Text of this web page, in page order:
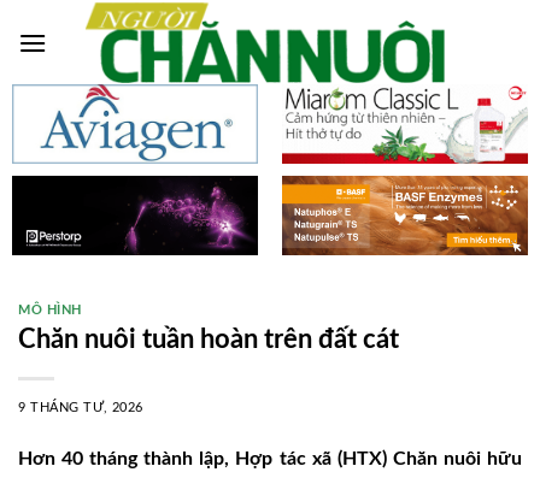
MÔ HÌNH
Chăn nuôi tuần hoàn trên đất cát
9 THÁNG TƯ, 2026
Hơn 40 tháng thành lập, Hợp tác xã (HTX) Chăn nuôi hữu